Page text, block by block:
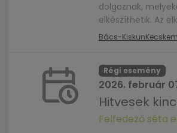
dolgoznak,
elkészíthetik. Az
Regisztráció,
Bács-Kiskun
Régi esemény
2026. február
Hitvesek
Felfedező séta